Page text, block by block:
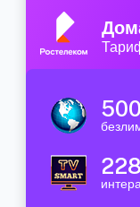
500
228